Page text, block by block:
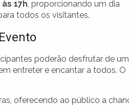
às 17h, proporcionando um dia
todos os visitantes.
poderão desfrutar de
entreter e encantar a todos. O
oferecendo ao público a